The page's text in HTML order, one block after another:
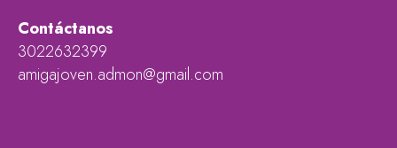
Contáctanos
3022632399
amigajoven.admon@gmail.com